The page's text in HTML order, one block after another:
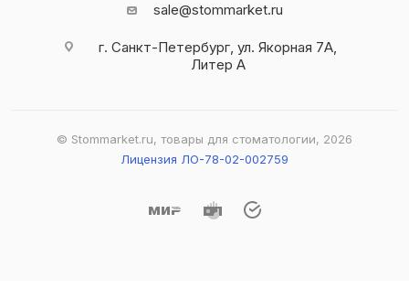
sale@stommarket.ru
г. Cанкт-Петербург, ул. Якорная 7А,
Литер А
© Stommarket.ru, товары для стоматологии, 2026
Лицензия ЛО-78-02-002759